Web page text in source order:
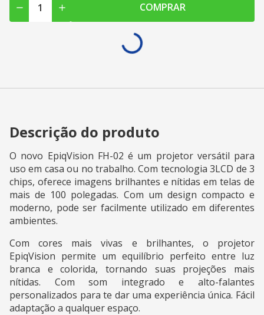
COMPRAR
Descrição do produto
O novo EpiqVision FH-02 é um projetor versátil para
uso em casa ou no trabalho. Com tecnologia 3LCD de 3
chips, oferece imagens brilhantes e nítidas em telas de
mais de 100 polegadas. Com um design compacto e
moderno, pode ser facilmente utilizado em diferentes
ambientes.
Com cores mais vivas e brilhantes, o projetor
EpiqVision permite um equilíbrio perfeito entre luz
branca e colorida, tornando suas projeções mais
nítidas. Com som integrado e alto-falantes
personalizados para te dar uma experiência única. Fácil
adaptação a qualquer espaço.